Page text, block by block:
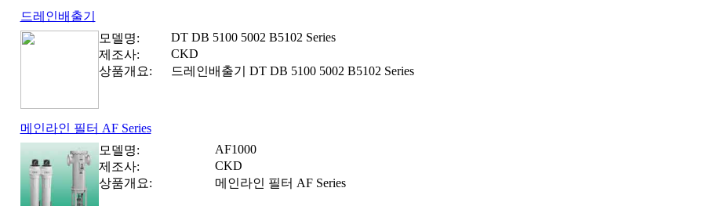
드레인배출기
모델명:
DT DB 5100 5002 B5102 Series
제조사:
CKD
상품개요:
드레인배출기 DT DB 5100 5002 B5102 Series
메인라인 필터 AF Series
모델명:
AF1000
제조사:
CKD
상품개요:
메인라인 필터 AF Series